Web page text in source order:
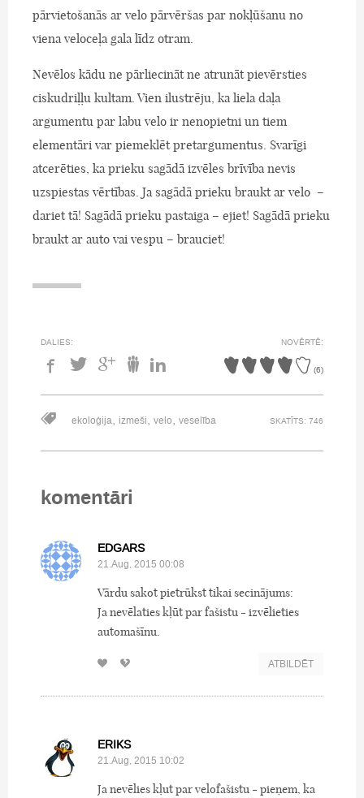
pārvietošanās ar velo pārvēršas par nokļūšanu no
viena veloceļa gala līdz otram.
Nevēlos kādu ne pārliecināt ne atrunāt pievērsties
ciskudriļļu kultam. Vien ilustrēju, ka liela daļa
argumentu par labu velo ir nenopietni un tiem
elementāri var piemeklēt pretargumentus. Svarīgi
atcerēties, ka prieku sagādā izvēles brīvība nevis
uzspiestas vērtības. Ja sagādā prieku braukt ar velo –
dariet tā! Sagādā prieku pastaiga – ejiet! Sagādā prieku
braukt ar auto vai vespu – brauciet!
DALIES: NOVĒRTĒ:
(6)
ekoloģija, izmeši, velo, veselība SKATĪTS: 746
komentāri
EDGARS
21.Aug, 2015 00:08
Vārdu sakot pietrūkst tikai secinājums:
Ja nevēlaties kļūt par fašistu - izvēlieties
automašīnu.
ATBILDĒT
ERIKS
21.Aug, 2015 10:02
Ja nevēlies kļut par velofašistu - pieņem, ka